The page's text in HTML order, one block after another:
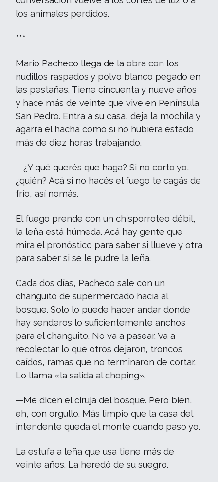
los animales perdidos.
***
Mario Pacheco llega de la obra con los
nudillos raspados y polvo blanco pegado en
las pestañas. Tiene cincuenta y nueve años
y hace más de veinte que vive en Península
San Pedro. Entra a su casa, deja la mochila y
agarra el hacha como si no hubiera estado
más de diez horas trabajando.
—¿Y qué querés que haga? Si no corto yo,
¿quién? Acá si no hacés el fuego te cagás de
frío, así nomás.
El fuego prende con un chisporroteo débil,
la leña está húmeda. Acá hay gente que
mira el pronóstico para saber si llueve y otra
para saber si se le pudre la leña.
Cada dos días, Pacheco sale con un
changuito de supermercado hacia al
bosque. Solo lo puede hacer andar donde
hay senderos lo suficientemente anchos
para el changuito. No va a pasear. Va a
recolectar lo que otros dejaron, troncos
caídos, ramas que no terminaron de cortar.
Lo llama «la salida al choping».
—Me dicen el ciruja del bosque. Pero bien,
eh, con orgullo. Más limpio que la casa del
intendente queda el monte cuando paso yo.
La estufa a leña que usa tiene más de
veinte años. La heredó de su suegro.